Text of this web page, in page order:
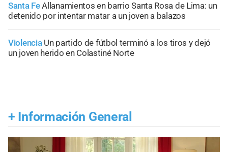
Santa FeAllanamientos en barrio Santa Rosa de Lima: un
detenido por intentar matar a un joven a balazos
Violencia Un partido de fútbol terminó a los tiros y dejó
un joven herido en Colastiné Norte
+ Información General